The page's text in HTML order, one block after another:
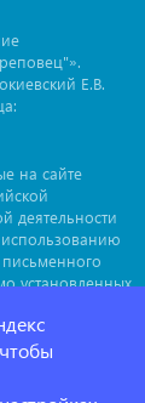
Е.В.
на сайте
деятельности
использованию
установленных
с мнением